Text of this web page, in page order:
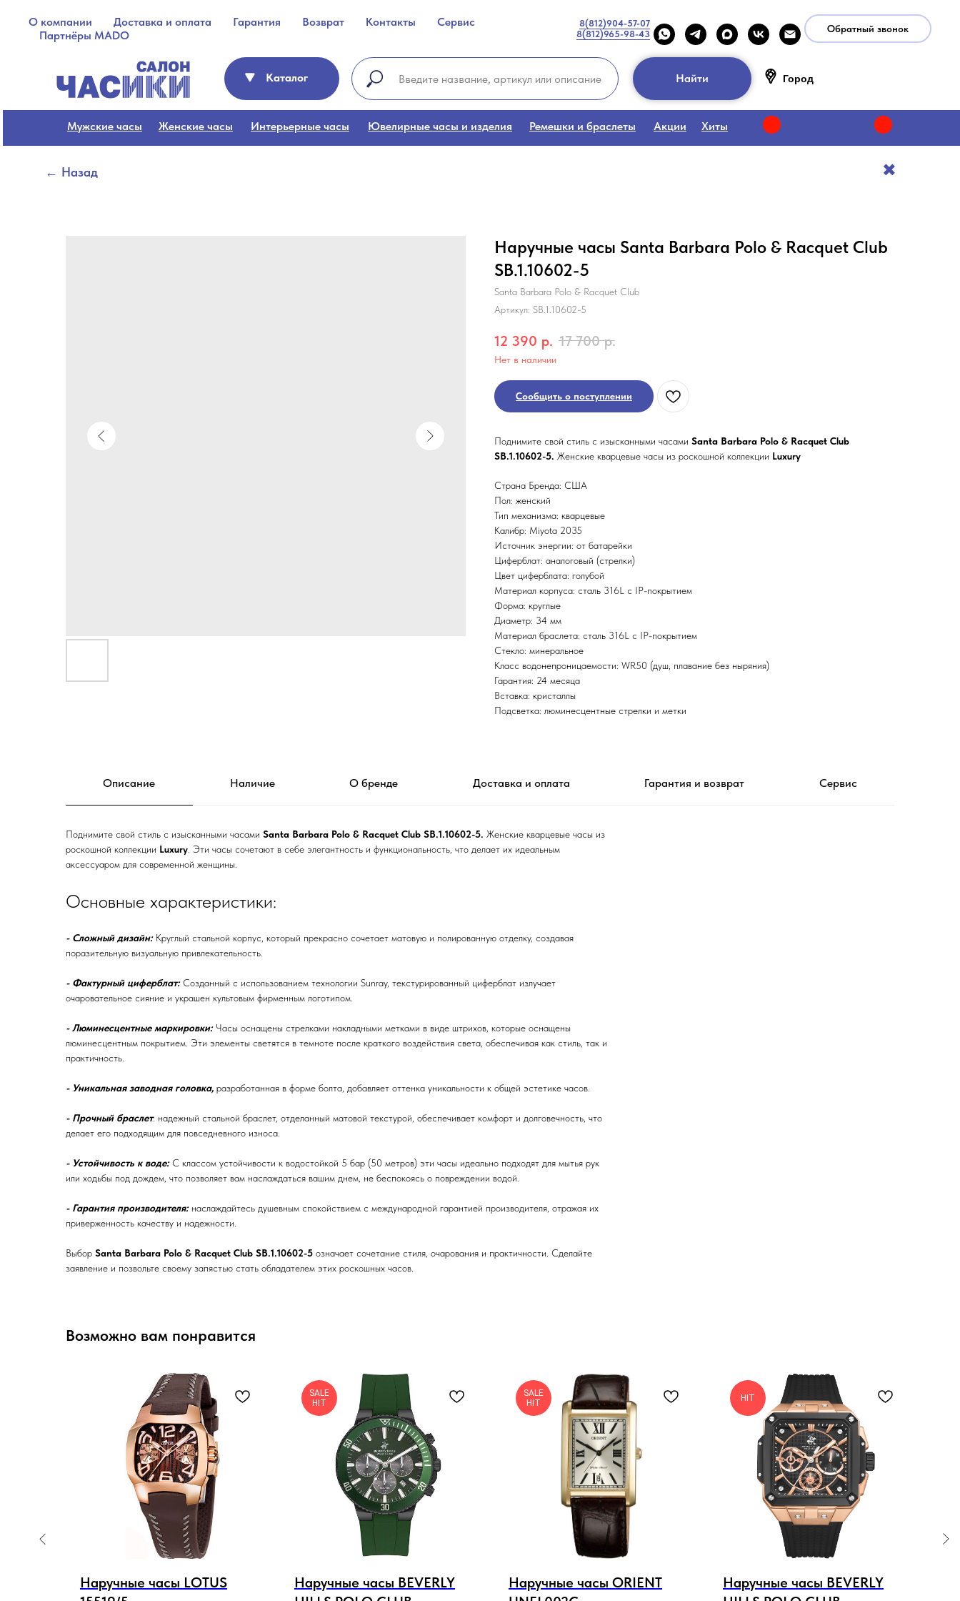
О компании Доставка и оплата Гарантия Возврат Контакты
Сервис
Партнёры MADO
8(812)904-57-07
8(812)965-98-43
Обратный звонок
Найти Город
Мужские часы Женские часы Интерьерные часы Ювелирные часы и изделия Ремешки и браслеты Акции Хиты
← Назад ✖️
Каталог
Наручные часы Santa Barbara Polo & Racquet Club
SB.1.10602-5
Santa Barbara Polo & Racquet Club
Артикул: SB.1.10602-5
12 390 р. 17 700 р.
Нет в наличии
Сообщить о поступлении
Поднимите свой стиль с изысканными часами Santa Barbara Polo & Racquet Club
SB.1.10602-5. Женские кварцевые часы из роскошной коллекции Luxury
Страна Бренда: США
Пол: женский
Тип механизма: кварцевые
Калибр: Miyota 2035
Источник энергии: от батарейки
Циферблат: аналоговый (стрелки)
Цвет циферблата: голубой
Материал корпуса: сталь 316L с IP-покрытием
Форма: круглые
Диаметр: 34 мм
Материал браслета: сталь 316L с IP-покрытием
Стекло: минеральное
Класс водонепроницаемости: WR50 (душ, плавание без ныряния)
Гарантия: 24 месяца
Вставка: кристаллы
Подсветка: люминесцентные стрелки и метки
Описание Наличие О бренде Доставка и оплата Гарантия и возврат Сервис
Поднимите свой стиль с изысканными часами Santa Barbara Polo & Racquet Club SB.1.10602-5. Женские кварцевые часы из
роскошной коллекции Luxury . Эти часы сочетают в себе элегантность и функциональность, что делает их идеальным
аксессуаром для современной женщины.
Основные характеристики:
- Сложный дизайн: Круглый стальной корпус, который прекрасно сочетает матовую и полированную отделку, создавая
поразительную визуальную привлекательность.
- Фактурный циферблат:Созданный с использованием технологии Sunray, текстурированный циферблат излучает
очаровательное сияние и украшен культовым фирменным логотипом.
- Люминесцентные маркировки:Часы оснащены стрелками накладными метками в виде штрихов, которые оснащены
люминесцентным покрытием. Эти элементы светятся в темноте после краткого воздействия света, обеспечивая как стиль, так и
практичность.
- Уникальная заводная головка, разработанная в форме болта, добавляет оттенка уникальности к общей эстетике часов.
- Прочный браслет: надежный стальной браслет, отделанный матовой текстурой, обеспечивает комфорт и долговечность, что
делает его подходящим для повседневного износа.
- Устойчивость к воде: С классом устойчивости к водостойкой 5 бар (50 метров) эти часы идеально подходят для мытья рук
или ходьбы под дождем, что позволяет вам наслаждаться вашим днем, не беспокоясь о повреждении водой.
- Гарантия производителя:наслаждайтесь душевным спокойствием с международной гарантией производителя, отражая их
приверженность качеству и надежности.
Выбор Santa Barbara Polo & Racquet Club SB.1.10602-5 означает сочетание стиля, очарования и практичности. Сделайте
заявление и позвольте своему запястью стать обладателем этих роскошных часов.
Возможно вам понравится
Наручные часы LOTUS
SALE
HIT
Наручные часы BEVERLY
SALE
HIT
Наручные часы ORIENT
HIT
Наручные часы BEVERLY